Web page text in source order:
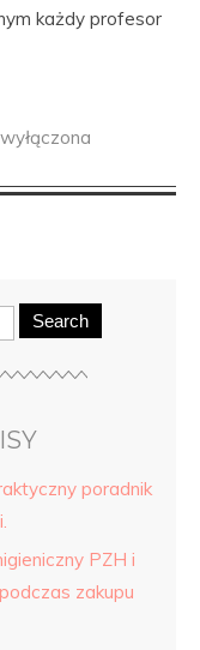
każdy profesor
Search
poradnik
PZH i
zakupu